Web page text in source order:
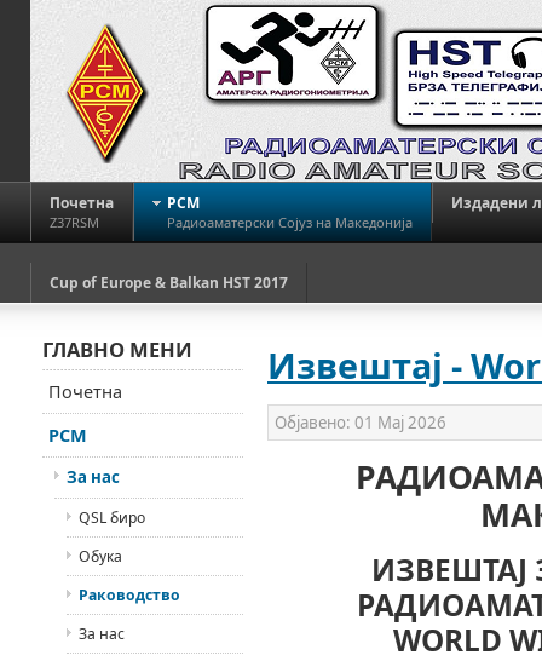
Почетна
Z37RSM
РСМ
Радиоаматерски Сојуз на Македонија
Издадени
Cup of Europe & Balkan HST 2017
Извештај -
Објавено: 01 Мај 2026
ИЗВЕШТАЈ
WORLD
ГЛАВНО МЕНИ
Почетна
РСМ
За нас
QSL биро
Обука
Раководство
За нас